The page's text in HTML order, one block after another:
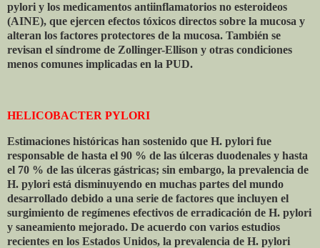
pylori y los medicamentos antiinflamatorios no esteroideos
(AINE), que ejercen efectos tóxicos directos sobre la mucosa y
alteran los factores protectores de la mucosa. También se
revisan el síndrome de Zollinger-Ellison y otras condiciones
menos comunes implicadas en la PUD.
HELICOBACTER PYLORI
Estimaciones históricas han sostenido que H. pylori fue
responsable de hasta el 90 % de las úlceras duodenales y hasta
el 70 % de las úlceras gástricas; sin embargo, la prevalencia de
H. pylori está disminuyendo en muchas partes del mundo
desarrollado debido a una serie de factores que incluyen el
surgimiento de regímenes efectivos de erradicación de H. pylori
y saneamiento mejorado. De acuerdo con varios estudios
recientes en los Estados Unidos, la prevalencia de H. pylori